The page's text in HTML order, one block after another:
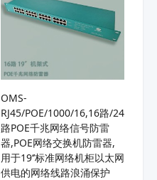
OMS-
RJ45/POE/1000/16,16路/24
路POE千兆网络信号防雷
器,POE网络交换机防雷器,
用于19‘’标准网络机柜以太网
供电的网络线路浪涌保护